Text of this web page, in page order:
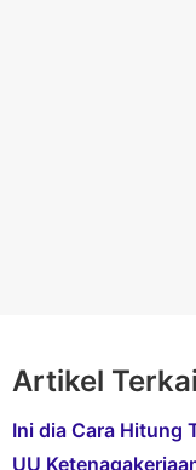
Artikel
Ini dia Cara Hitung
UU